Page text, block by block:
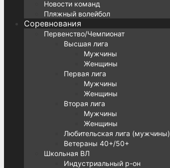
Новости команд
Пляжный волейбол
Соревнования
Первенство/Чемпионат
Высшая лига
Мужчины
Женщины
Первая лига
Мужчины
Женщины
Вторая лига
Мужчины
Женщины
Любительская лига (мужчины)
Ветераны 40+/50+
Школьная ВЛ
Индустриальный р-он